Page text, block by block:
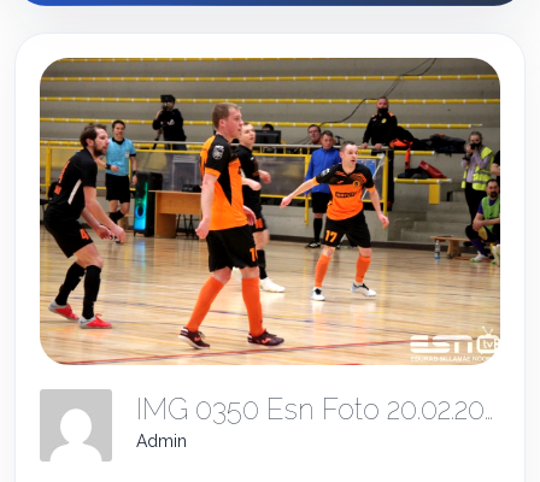
IMG 0350 Esn Foto 20.02.2021
Admin